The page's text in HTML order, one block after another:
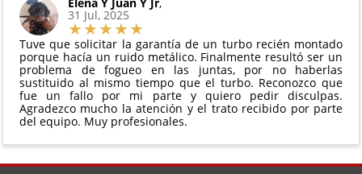
31 Jul, 2025
Tuve que solicitar la garantía de un turbo recién montado
porque hacía un ruido metálico. Finalmente resultó ser un
problema de fogueo en las juntas, por no haberlas
sustituido al mismo tiempo que el turbo. Reconozco que
fue un fallo por mi parte y quiero pedir disculpas.
Agradezco mucho la atención y el trato recibido por parte
del equipo. Muy profesionales.